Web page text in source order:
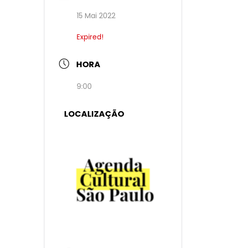
15 Mai 2022
Expired!
HORA
9:00
LOCALIZAÇÃO